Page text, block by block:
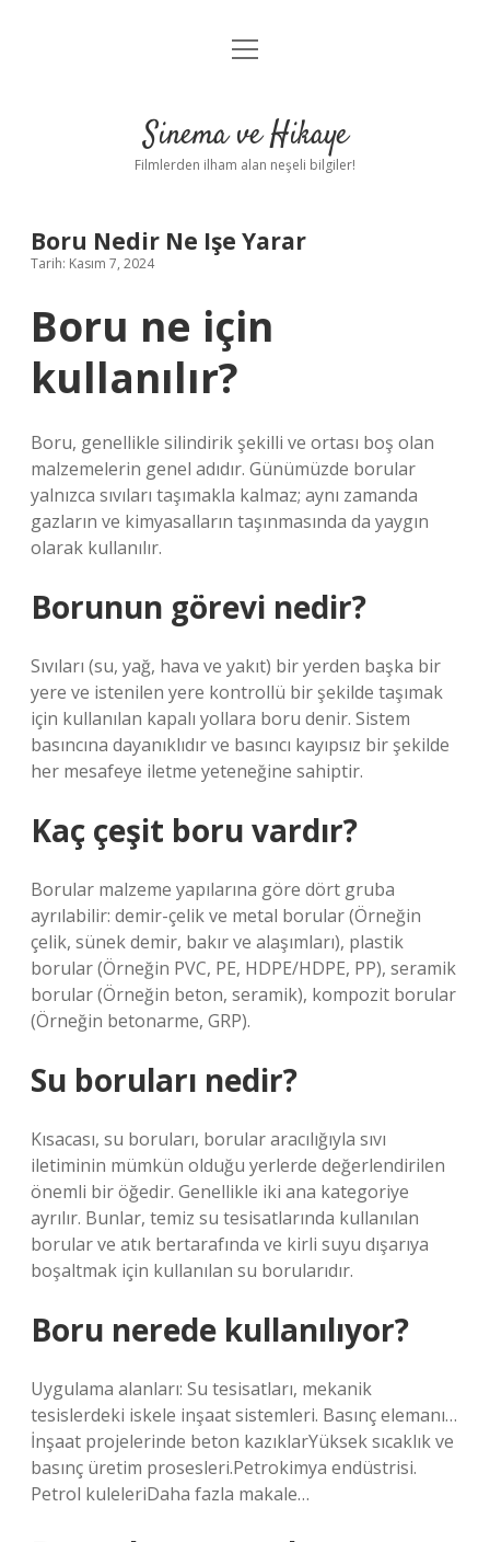
Gizlilik Politikası
Yasal Uyarı
menüyü
Sinema ve Hikaye
Filmlerden ilham alan neşeli bilgiler!
Boru Nedir Ne Işe Yarar
Tarih: Kasım 7, 2024
Boru ne için
kullanılır?
Boru, genellikle silindirik şekilli ve ortası boş olan
malzemelerin genel adıdır. Günümüzde borular
yalnızca sıvıları taşımakla kalmaz; aynı zamanda
gazların ve kimyasalların taşınmasında da yaygın
olarak kullanılır.
Borunun görevi nedir?
Sıvıları (su, yağ, hava ve yakıt) bir yerden başka bir
yere ve istenilen yere kontrollü bir şekilde taşımak
için kullanılan kapalı yollara boru denir. Sistem
basıncına dayanıklıdır ve basıncı kayıpsız bir şekilde
her mesafeye iletme yeteneğine sahiptir.
Kaç çeşit boru vardır?
Borular malzeme yapılarına göre dört gruba
ayrılabilir: demir-çelik ve metal borular (Örneğin
çelik, sünek demir, bakır ve alaşımları), plastik
borular (Örneğin PVC, PE, HDPE/HDPE, PP), seramik
borular (Örneğin beton, seramik), kompozit borular
(Örneğin betonarme, GRP).
Su boruları nedir?
Kısacası, su boruları, borular aracılığıyla sıvı
iletiminin mümkün olduğu yerlerde değerlendirilen
önemli bir öğedir. Genellikle iki ana kategoriye
ayrılır. Bunlar, temiz su tesisatlarında kullanılan
borular ve atık bertarafında ve kirli suyu dışarıya
boşaltmak için kullanılan su borularıdır.
Boru nerede kullanılıyor?
Uygulama alanları: Su tesisatları, mekanik
tesislerdeki iskele inşaat sistemleri. Basınç elemanı…
İnşaat projelerinde beton kazıklarYüksek sıcaklık ve
basınç üretim prosesleri.Petrokimya endüstrisi.
Petrol kuleleriDaha fazla makale…